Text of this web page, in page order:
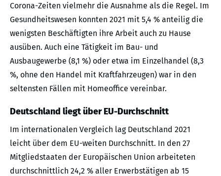
Corona-Zeiten vielmehr die Ausnahme als die Regel. Im
Gesundheitswesen konnten 2021 mit 5,4 % anteilig die
wenigsten Beschäftigten ihre Arbeit auch zu Hause
ausüben. Auch eine Tätigkeit im Bau- und
Ausbaugewerbe (8,1 %) oder etwa im Einzelhandel (8,3
%, ohne den Handel mit Kraftfahrzeugen) war in den
seltensten Fällen mit Homeoffice vereinbar.
Deutschland liegt über EU-Durchschnitt
Im internationalen Vergleich lag Deutschland 2021
leicht über dem EU-weiten Durchschnitt. In den 27
Mitgliedstaaten der Europäischen Union arbeiteten
durchschnittlich 24,2 % aller Erwerbstätigen ab 15